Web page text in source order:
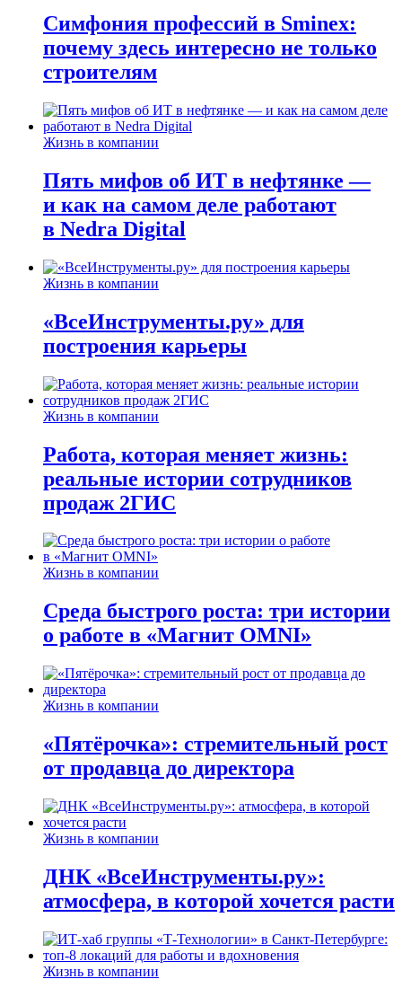
Симфония профессий в Sminex:
почему здесь интересно не только
строителям
Жизнь в компании
Пять мифов об ИТ в нефтянке —
и как на самом деле работают
в Nedra Digital
Жизнь в компании
«ВсеИнструменты.ру» для
построения карьеры
Жизнь в компании
Работа, которая меняет жизнь:
реальные истории сотрудников
продаж 2ГИС
Жизнь в компании
Среда быстрого роста: три истории
о работе в «Магнит OMNI»
Жизнь в компании
«Пятёрочка»: стремительный рост
от продавца до директора
Жизнь в компании
ДНК «ВсеИнструменты.ру»:
атмосфера, в которой хочется расти
Жизнь в компании